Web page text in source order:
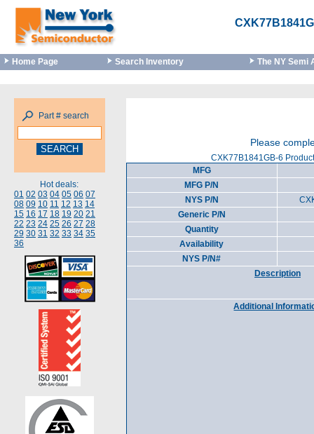
Home Page Search Inventory The NY Semi
Part # search
Hot deals:
01 02 03 04 05 06 07
08 09 10 11 12 13 14
15 16 17 18 19 20 21
22 23 24 25 26 27 28
29 30 31 32 33 34 35
36
Please
CXK77B1841GB-6
MFG
MFG P/N
NYS P/N
Generic P/N
Quantity
Availability
NYS P/N#
Description
Additional